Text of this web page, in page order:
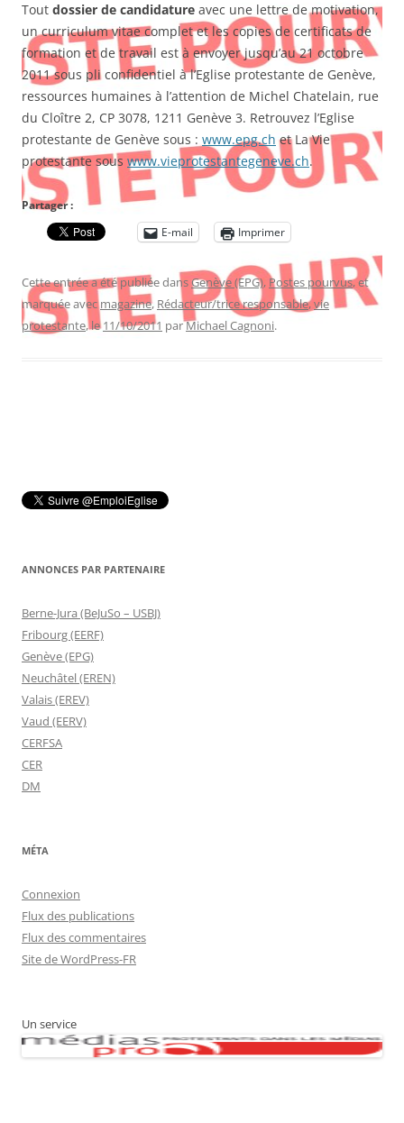
Tout dossier de candidature avec une lettre de motivation,
un curriculum vitae complet et les copies de certificats de
formation et de travail est à envoyer jusqu’au 21 octobre
2011 sous pli confidentiel à l’Eglise protestante de Genève,
ressources humaines à l’attention de Michel Chatelain, rue
du Cloître 2, CP 3078, 1211 Genève 3. Retrouvez l’Eglise
protestante de Genève sous : www.epg.ch et La Vie
protestante sous www.vieprotestantegeneve.ch.
Partager :
E-mail
Imprimer
Cette entrée a été publiée dansGenève (EPG), Postes pourvus, et
marquée avecmagazine, Rédacteur/trice responsable,vie
protestante, le11/10/2011 parMichael Cagnoni.
ANNONCES PAR PARTENAIRE
Berne-Jura (BeJuSo – USBJ)
Fribourg (EERF)
Genève (EPG)
Neuchâtel (EREN)
Valais (EREV)
Vaud (EERV)
CERFSA
CER
DM
MÉTA
Connexion
Flux des publications
Flux des commentaires
Site de WordPress-FR
Un service